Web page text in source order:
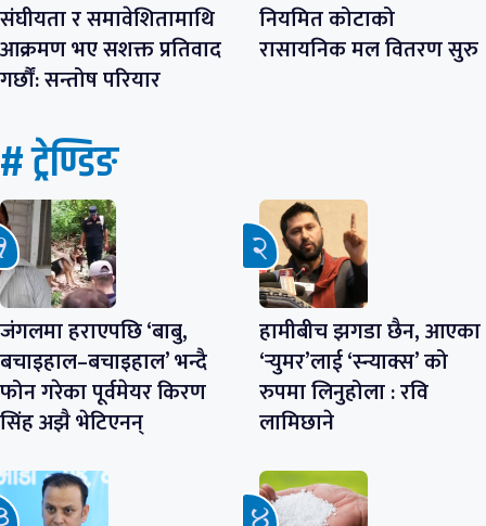
संघीयता र समावेशितामाथि
आक्रमण भए सशक्त प्रतिवाद
गर्छौं: सन्तोष परियार
नियमित कोटाको
रासायनिक मल वितरण सुरु
# ट्रेण्डिङ
जंगलमा हराएपछि ‘बाबु,
बचाइहाल–बचाइहाल’ भन्दै
फोन गरेका पूर्वमेयर किरण
सिंह अझै भेटिएनन्
हामीबीच झगडा छैन, आएका
‘र्‍युमर’लाई ‘स्न्याक्स’ को
रुपमा लिनुहोला : रवि
लामिछाने